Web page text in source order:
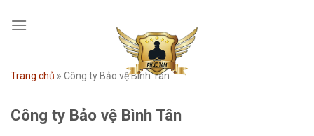
Trang chủ » Công ty Bảo vệ Bình Tân
Công ty Bảo vệ Bình Tân